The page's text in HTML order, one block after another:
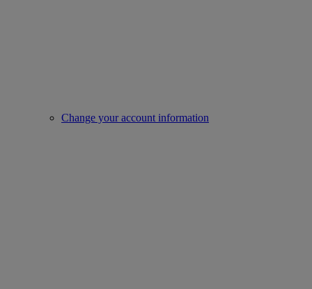
Change your account information